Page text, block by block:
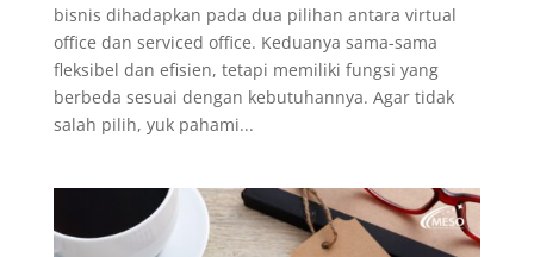
bisnis dihadapkan pada dua pilihan antara virtual
office dan serviced office. Keduanya sama-sama
fleksibel dan efisien, tetapi memiliki fungsi yang
berbeda sesuai dengan kebutuhannya. Agar tidak
salah pilih, yuk pahami...